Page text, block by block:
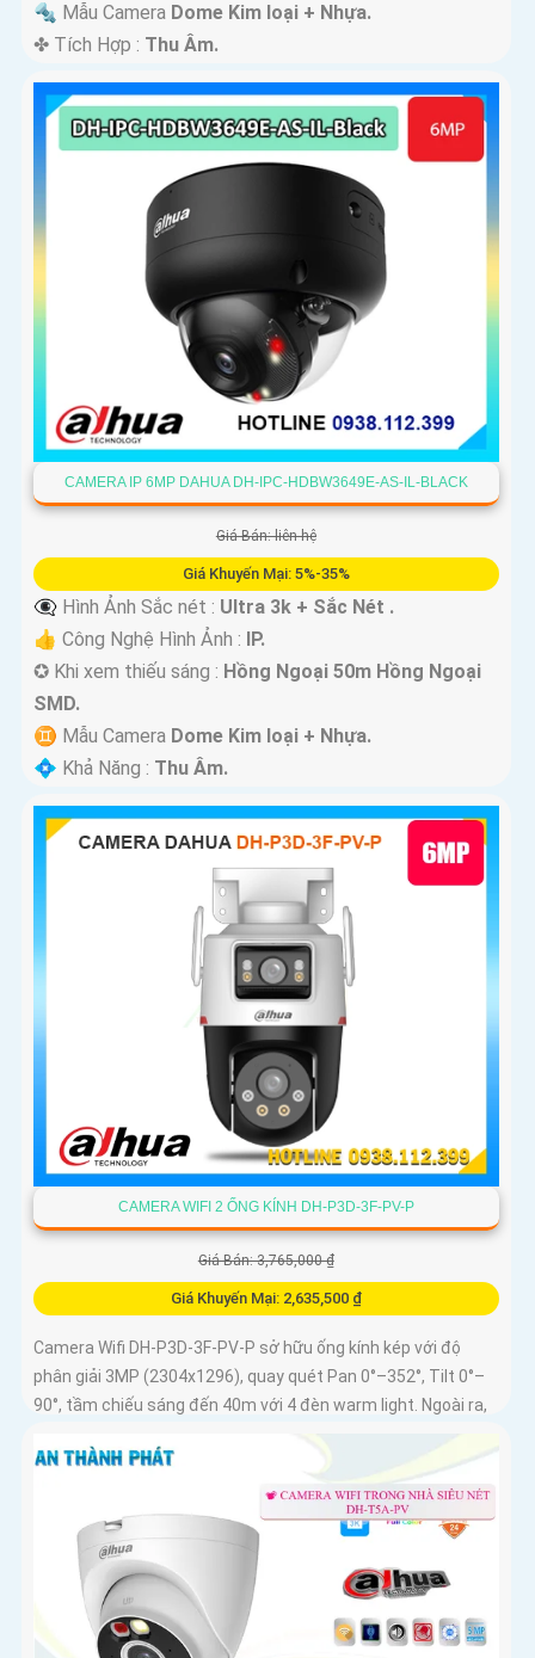
🔩 Mẫu Camera Dome Kim loại + Nhựa.
️✤ Tích Hợp : Thu Âm.
CAMERA IP 6MP DAHUA DH-IPC-HDBW3649E-AS-IL-BLACK
Giá Bán: liên hệ
Giá Khuyến Mại: 5%-35%
👁️‍🗨 Hình Ảnh Sắc nét : Ultra 3k + Sắc Nét .
👍 Công Nghệ Hình Ảnh :
IP.
✪ Khi xem thiếu sáng : Hồng Ngoại 50m Hồng Ngoại
SMD.
♊ Mẫu Camera Dome Kim loại + Nhựa.
️💠 Khả Năng : Thu Âm.
CAMERA WIFI 2 ỐNG KÍNH DH-P3D-3F-PV-P
Giá Bán: 3,765,000 ₫
Giá Khuyến Mại: 2,635,500 ₫
Camera Wifi DH-P3D-3F-PV-P sở hữu ống kính kép với độ
phân giải 3MP (2304x1296), quay quét Pan 0°–352°, Tilt 0°–
90°, tầm chiếu sáng đến 40m với 4 đèn warm light. Ngoài ra,
nhớ tối đa 256GB, kết nối Wi-Fi 2